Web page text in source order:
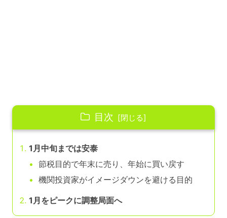
目次
1月中旬までは安泰
節税目的で年末に売り、年始に買い戻す
機関投資家がイメージダウンを避ける目的
1月をピークに調整局面へ